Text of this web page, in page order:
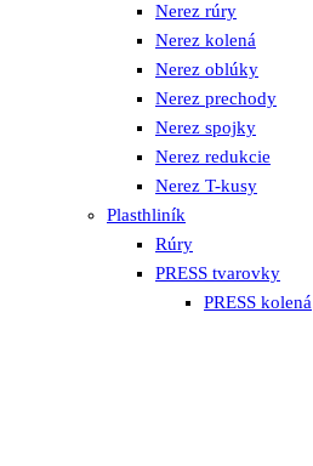
Nerez rúry
Nerez kolená
Nerez oblúky
Nerez prechody
Nerez spojky
Nerez redukcie
Nerez T-kusy
Plasthliník
Rúry
PRESS tvarovky
PRESS kolená